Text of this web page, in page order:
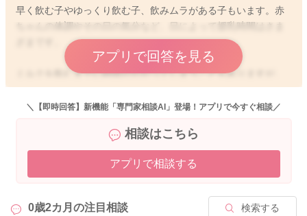
早く飲む子やゆっくり飲む子、飲みムラがある子もいます。赤
ちゃんの体調やその日の気分など、日によって授乳時間はさま
ミルクを飲むまでに時間がかかってしまうこともありますが、
調乳して2時間以上経ったミルクは赤ちゃんに与えないようにし
ましょう。
調乳したミルクは人肌くらいまで冷まして赤ちゃんに飲ませま
すが、人肌程度の温度は、雑菌がとても繁殖しやすい温度で
そのため、口をつけていないミルクでも、調乳後2時間以降は必
アプリで回答を見る
＼【即時回答】新機能「専門家相談AI」登場！アプリで今すぐ相談／
相談はこちら
アプリで相談する
0歳2カ月の注目相談 検索する